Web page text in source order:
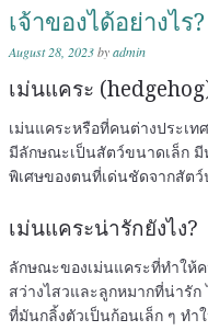
เจ้าของได้อย่างไร?
August 28, 2023byadmin
เม่นแคระ
เม่นแคระหรือที่คนต่างประเทศ
มีลักษณะเป็นสัตว์ขนาดเล็ก มี
พิเศษของตนที่เด่นชัดจากสัตว์
เม่นแคระน่ารักยังไง?
ลักษณะของเม่นแคระที่ทำให้
สว่างไสวและลูกหมากที่น่ารั
ที่มันกลิ้งตัวเป็นก้อนเล็ก ๆ ท